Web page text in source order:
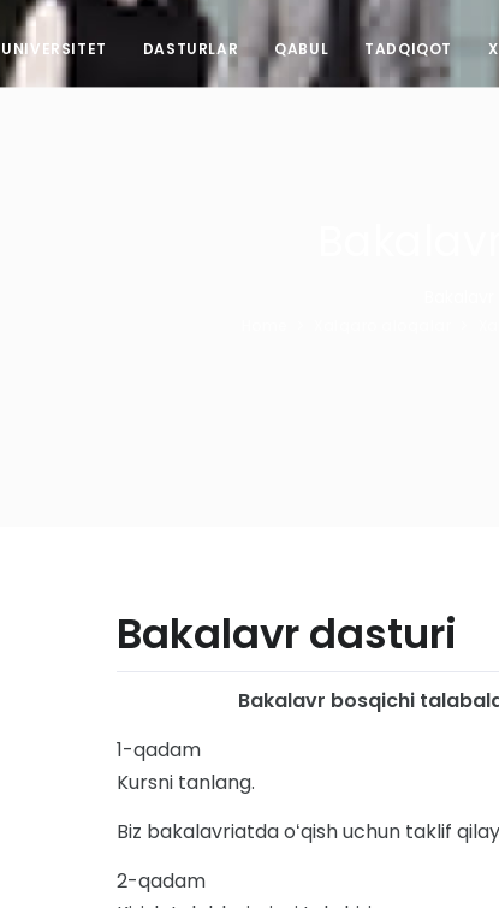
UNIVERSITET DASTURLAR QABUL TADQIQOT
Bakalavr dasturi
Bakalavr bosqichi
1-qadam
Kursni tanlang.
Biz bakalavriatda oʻqish uchun taklif
2-qadam